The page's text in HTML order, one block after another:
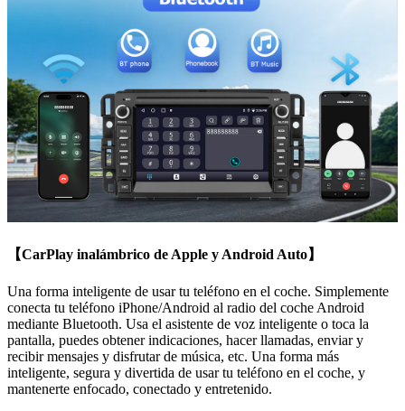
【CarPlay inalámbrico de Apple y Android Auto】
Una forma inteligente de usar tu teléfono en el coche. Simplemente
conecta tu teléfono iPhone/Android al radio del coche Android
mediante Bluetooth. Usa el asistente de voz inteligente o toca la
pantalla, puedes obtener indicaciones, hacer llamadas, enviar y
recibir mensajes y disfrutar de música, etc. Una forma más
inteligente, segura y divertida de usar tu teléfono en el coche, y
mantenerte enfocado, conectado y entretenido.